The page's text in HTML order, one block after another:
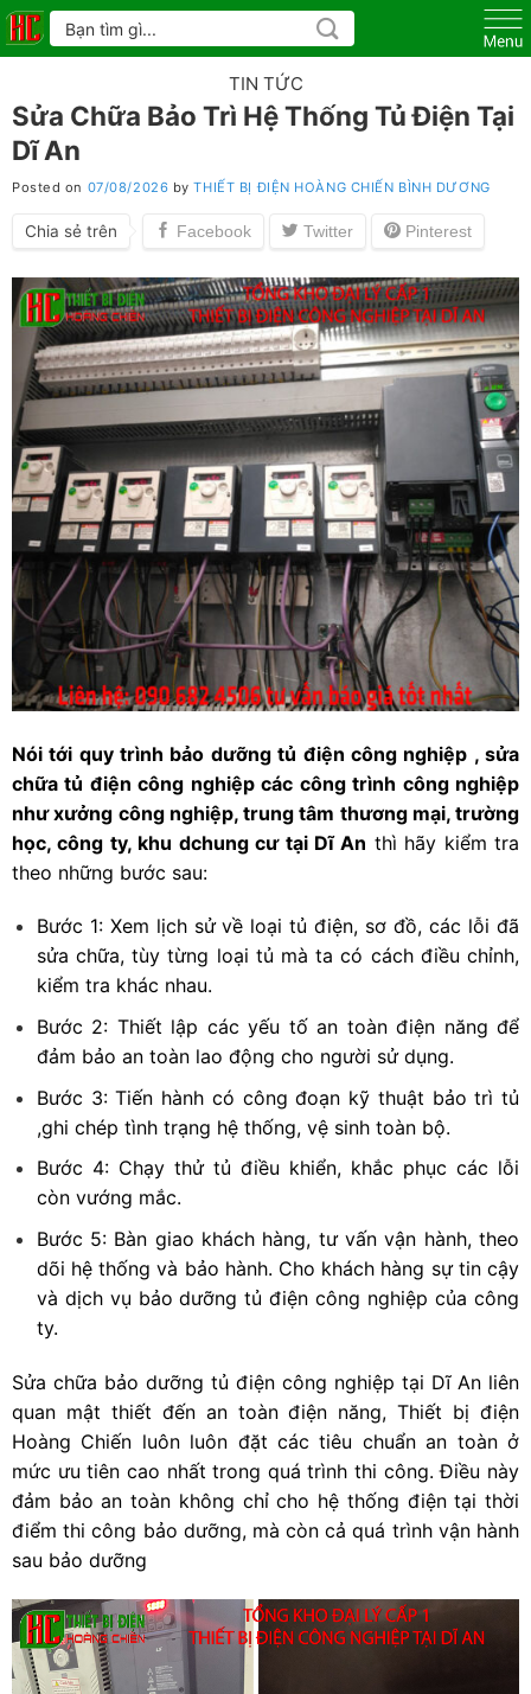
Skip
to
Tìm
kiếm:
TIN TỨC
Sửa Chữa Bảo Trì Hệ Thống Tủ Điện Tại
Dĩ An
Posted on 07/08/2026 byTHIẾT BỊ ĐIỆN HOÀNG CHIẾN BÌNH DƯƠNG
Chia sẻ trên
Nói tới quy trình bảo dưỡng tủ điện công nghiệp , sửa
chữa tủ điện công nghiệp các công trình công nghiệp
như xưởng công nghiệp, trung tâm thương mại, trường
học, công ty, khu dchung cư tại Dĩ An thì hãy kiểm tra
theo những bước sau:
Bước 1: Xem lịch sử về loại tủ điện, sơ đồ, các lỗi đã
sửa chữa, tùy từng loại tủ mà ta có cách điều chỉnh,
kiểm tra khác nhau.
Bước 2: Thiết lập các yếu tố an toàn điện năng để
đảm bảo an toàn lao động cho người sử dụng.
Bước 3: Tiến hành có công đoạn kỹ thuật bảo trì tủ
,ghi chép tình trạng hệ thống, vệ sinh toàn bộ.
Bước 4: Chạy thử tủ điều khiển, khắc phục các lỗi
còn vướng mắc.
Bước 5: Bàn giao khách hàng, tư vấn vận hành, theo
dõi hệ thống và bảo hành. Cho khách hàng sự tin cậy
và dịch vụ bảo dưỡng tủ điện công nghiệp của công
ty.
Sửa chữa bảo dưỡng tủ điện công nghiệp tại Dĩ An liên
quan mật thiết đến an toàn điện năng, Thiết bị điện
Hoàng Chiến luôn luôn đặt các tiêu chuẩn an toàn ở
mức ưu tiên cao nhất trong quá trình thi công. Điều này
đảm bảo an toàn không chỉ cho hệ thống điện tại thời
điểm thi công bảo dưỡng, mà còn cả quá trình vận hành
sau bảo dưỡng